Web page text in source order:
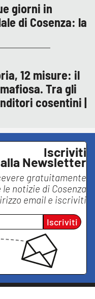
giorni in
di Cosenza: la
12 misure: il
Tra gli
cosentini |
Iscriviti
alla Newsletter
gratuitamente
notizie di Cosenza
email e iscriviti
Iscriviti